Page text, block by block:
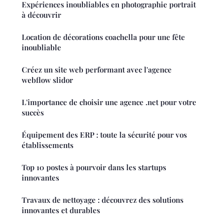
Expériences inoubliables en photographie portrait
à découvrir
Location de décorations coachella pour une fête
inoubliable
Créez un site web performant avec l'agence
webflow slidor
L'importance de choisir une agence .net pour votre
succès
Équipement des ERP : toute la sécurité pour vos
établissements
Top 10 postes à pourvoir dans les startups
innovantes
Travaux de nettoyage : découvrez des solutions
innovantes et durables